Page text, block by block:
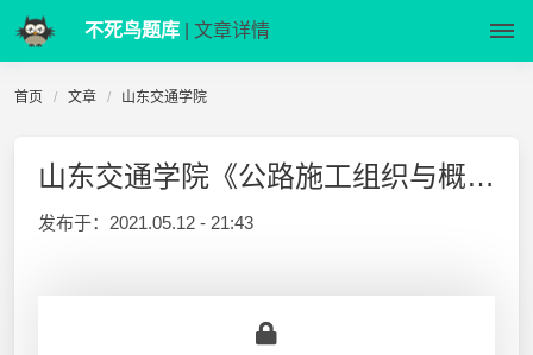
不死鸟题库 | 文章详情
首页 文章 山东交通学院
山东交通学院《公路施工组织与概预算》期末考试A卷
发布于： 2021.05.12 - 21:43